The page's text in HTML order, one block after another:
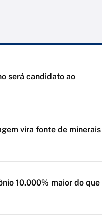
será candidato ao
vira fonte de minerais
10.000% maior do que